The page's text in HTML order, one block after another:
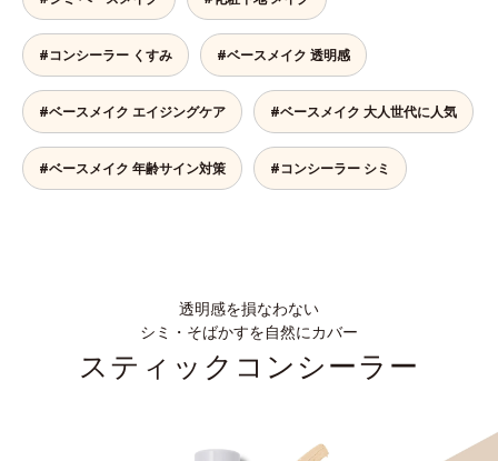
#コンシーラー くすみ #ベースメイク 透明感
#ベースメイク エイジングケア #ベースメイク 大人世代に人気
#ベースメイク 年齢サイン対策 #コンシーラー シミ
透明感を損なわない
シミ・そばかすを自然にカバー
スティックコンシーラー